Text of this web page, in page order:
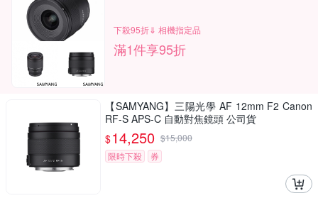
下殺95折⇓ 相機指定品
滿1件享95折
【SAMYANG】三陽光學 AF 12mm F2 Canon
RF-S APS-C 自動對焦鏡頭 公司貨
$14,250 $15,000
限時下殺
券